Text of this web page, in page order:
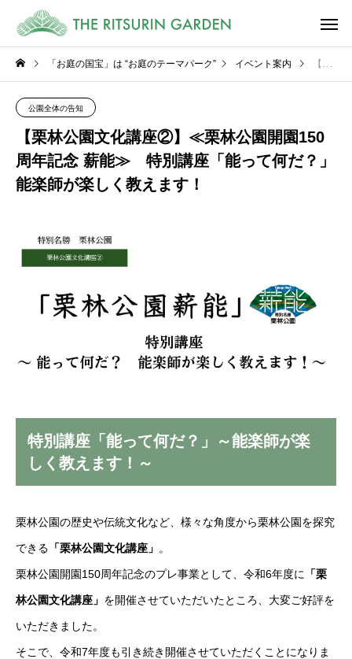
「お庭の国宝」は “お庭のテーマパーク” イベント案内 【栗林公園文化講座②】≪栗林公園開園150周年記念 薪能≫ 特別講座「能って何だ？」能楽師が楽しく教えます！
公園全体の告知
【栗林公園文化講座②】≪栗林公園開園150
周年記念 薪能≫ 特別講座「能って何だ？」
能楽師が楽しく教えます！
特別講座「能って何だ？」～能楽師が楽
しく教えます！～
栗林公園の歴史や伝統文化など、様々な角度から栗林公園を探究
できる 「栗林公園文化講座」 。
栗林公園開園150周年記念のプレ事業として、 令和6年度に 「栗
林公園文化講座」 を開催させていただいたところ、大変ご好評を
いただきました。
そこで、令和7年度も引き続き開催させていただくことになりま